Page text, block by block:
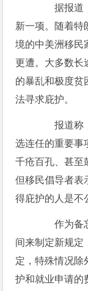
据报道，
新一项。随着特
境的中美洲移民
更遭。大多数长
的暴乱和极度贫
法寻求庇护。
报道称，
选连任的重要事
千疮百孔、甚至
但移民倡导者表
得庇护的人是不
作为备忘
间来制定新规定
定，特殊情况除
护和就业申请的